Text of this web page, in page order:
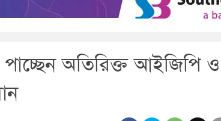
অতিরিক্ত আইজিপি ও